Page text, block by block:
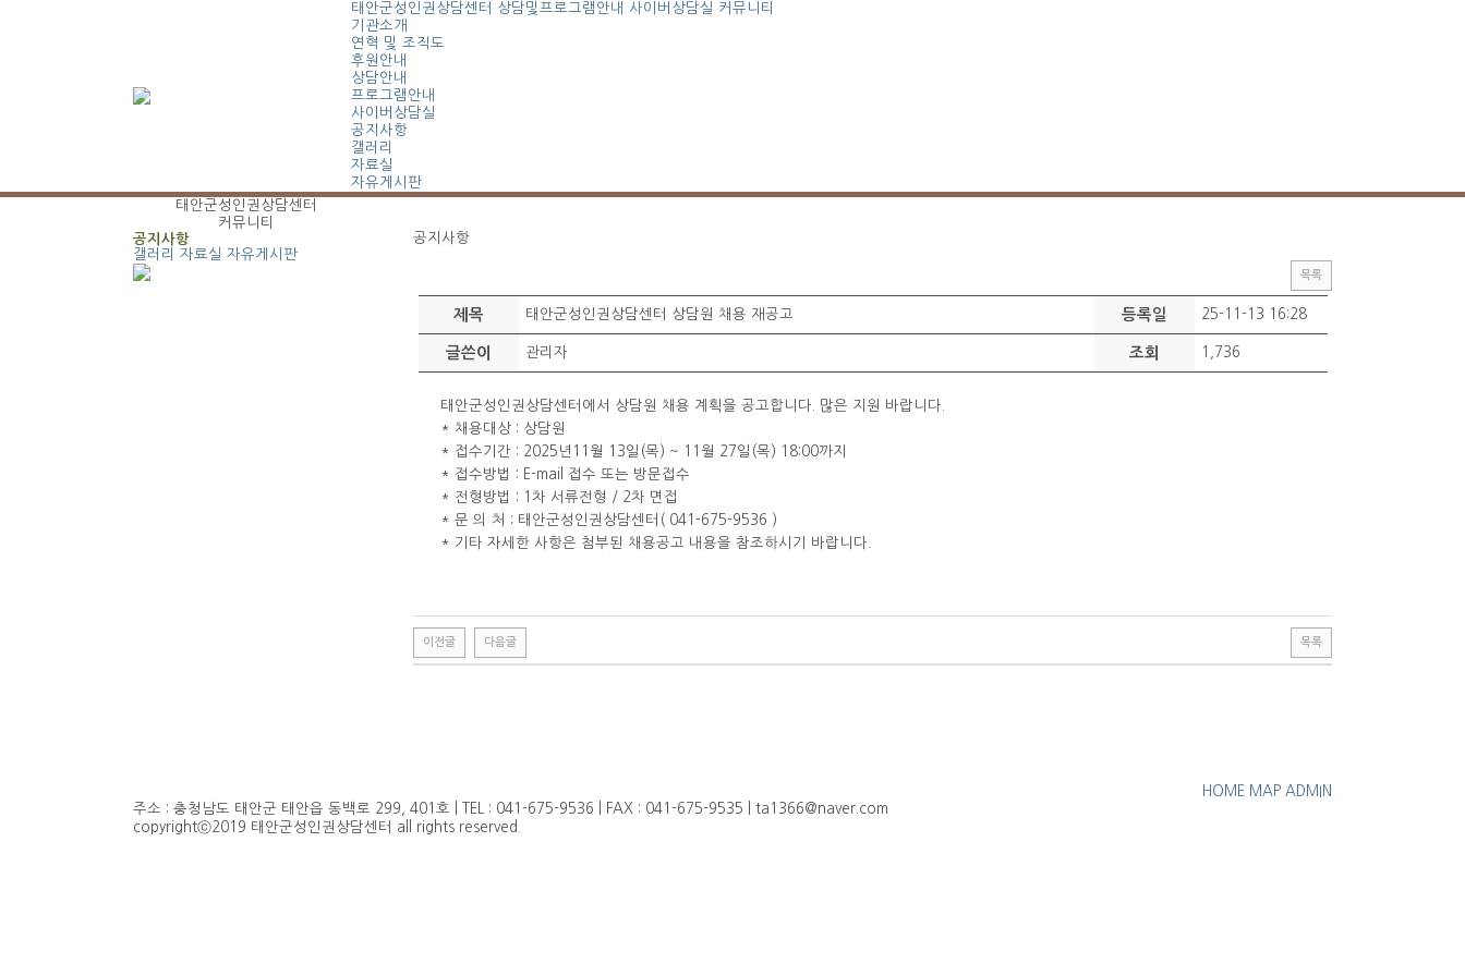
태안군성인권상담센터 상담및프로그램안내 사이버상담실 커뮤니티
기관소개
연혁 및 조직도
후원안내
상담안내
프로그램안내
사이버상담실
공지사항
갤러리
자료실
자유게시판
태안군성인권상담센터
커뮤니티
공지사항
갤러리
자료실 자유게시판
공지사항
목록
제목 태안군성인권상담센터 상담원 채용 재공고 등록일 25-11-13 16:28
글쓴이 관리자 조회 1,736
태안군성인권상담센터에서 상담원 채용 계획을 공고합니다. 많은 지원 바랍니다.
* 채용대상 : 상담원
* 접수기간 : 2025년11월 13일(목) ~ 11월 27일(목) 18:00까지
* 접수방법 : E-mail 접수 또는 방문접수
* 전형방법 : 1차 서류전형 / 2차 면접
* 문 의 처 : 태안군성인권상담센터( 041-675-9536 )
* 기타 자세한 사항은 첨부된 채용공고 내용을 참조하시기 바랍니다.
이전글 다음글 목록
구
입
비
HOME MAP ADMIN
주소 : 충청남도 태안군 태안읍 동백로 299, 401호 | TEL : 041-675-9536 | FAX : 041-675-9535 | ta1366@naver.com
copyrightⓒ2019 태안군성인권상담센터 all rights reserved.